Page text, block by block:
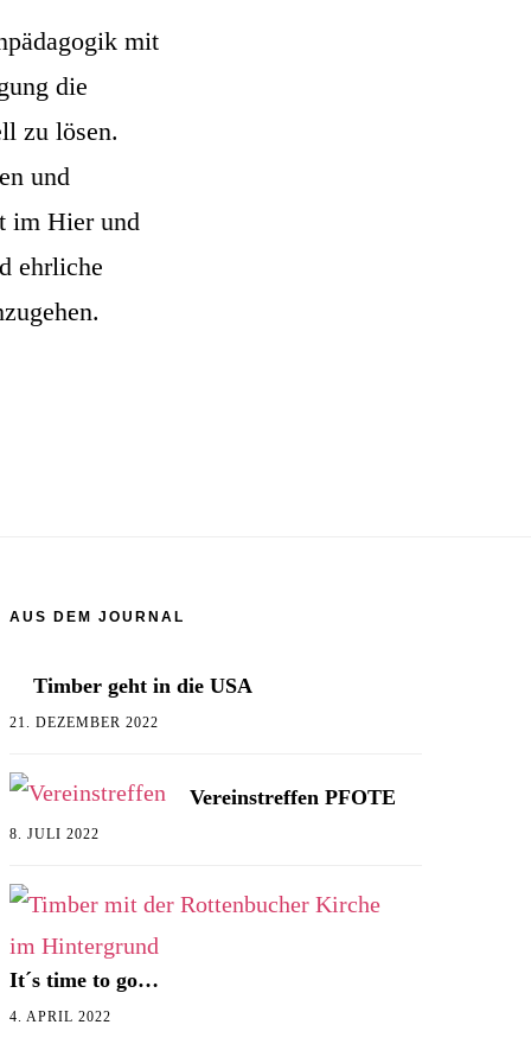
mit
die
zu lösen.
und
im Hier und
ehrliche
AUS DEM JOURNAL
Timber geht in die USA
21. DEZEMBER 2022
Vereinstreffen PFOTE
8. JULI 2022
It´s time to go…
4. APRIL 2022